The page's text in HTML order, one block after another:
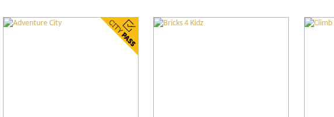
Plus de critères